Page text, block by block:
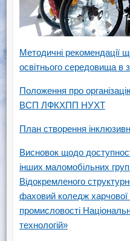
Методичні рекомендації
освітнього середовища в
Положення про
ВСП ЛФКХПП НУХТ
План створення
Висновок щодо
інших маломобільних
Відокремленого
фаховий коледж харчової
промисловості
технологій»